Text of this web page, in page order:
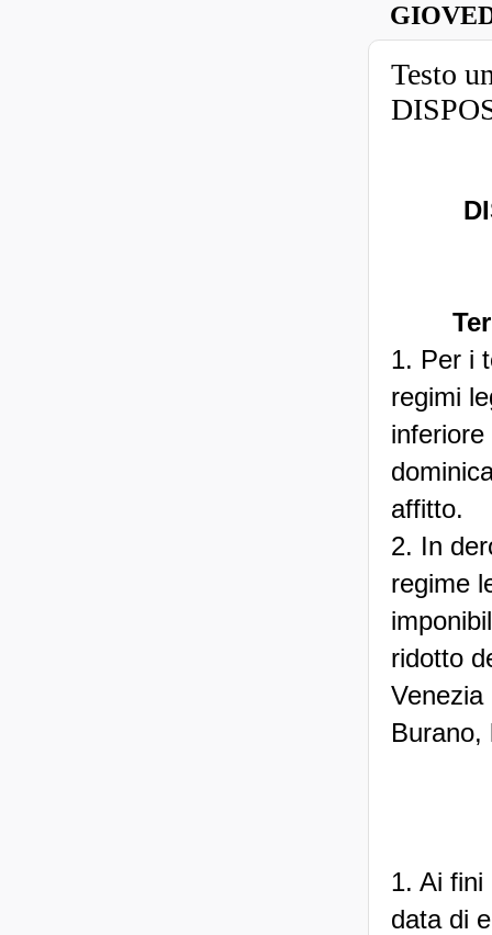
Testo
1. Per i
regimi
affitto.
2. In
regime
ridotto
Venezia
Burano,
1. Ai fini
data di